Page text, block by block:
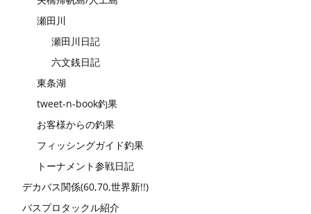
瀬田川
瀬田川日記
六文銭日記
東条湖
tweet-n-book釣果
お客様からの釣果
フィッシングガイド釣果
トーナメント参戦日記
デカバス関係(60,70,世界新!!)
バスプロタックル紹介